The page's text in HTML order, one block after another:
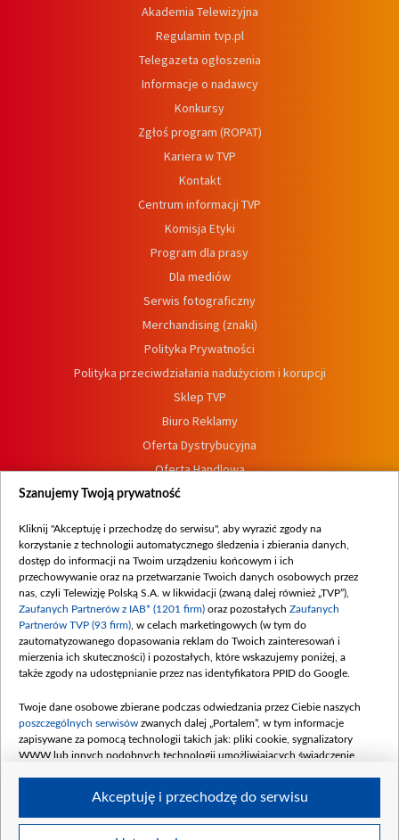
Akademia Telewizyjna
Regulamin tvp.pl
Telegazeta ogłoszenia
Informacje o nadawcy
Konkursy
Zgłoś program (ROPAT)
Kariera w TVP
Kontakt
Centrum informacji TVP
Komisja Etyki
Program dla prasy
Dla mediów
Serwis fotograficzny
Merchandising (znaki)
Polityka Prywatności
Polityka przeciwdziałania nadużyciom i korupcji
Sklep TVP
Biuro Reklamy
Oferta Dystrybucyjna
Oferta Handlowa
Dostępność
Procedura zgłoszeń wewnętrznych
Szanujemy Twoją prywatność
Kliknij "Akceptuję i przechodzę do serwisu", aby wyrazić zgody na
korzystanie z technologii automatycznego śledzenia i zbierania danych,
dostęp do informacji na Twoim urządzeniu końcowym i ich
przechowywanie oraz na przetwarzanie Twoich danych osobowych przez
nas, czyli Telewizję Polską S.A. w likwidacji (zwaną dalej również „TVP”),
Zaufanych Partnerów z IAB* (1201 firm) oraz pozostałych Zaufanych
Partnerów TVP (93 firm) , w celach marketingowych (w tym do
zautomatyzowanego dopasowania reklam do Twoich zainteresowań i
mierzenia ich skuteczności) i pozostałych, które wskazujemy poniżej, a
także zgody na udostępnianie przez nas identyfikatora PPID do Google.
Twoje dane osobowe zbierane podczas odwiedzania przez Ciebie naszych
poszczególnych serwisów zwanych dalej „Portalem”, w tym informacje
zapisywane za pomocą technologii takich jak: pliki cookie, sygnalizatory
WWW lub innych podobnych technologii umożliwiających świadczenie
Twoje dane osobowe zbierane podczas odwiedzania przez Ciebie
Akceptuję i przechodzę do serwisu